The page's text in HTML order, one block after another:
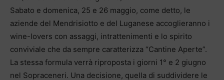
Sabato e domenica, 25 e 26 maggio, come detto, le
aziende del Mendrisiotto e del Luganese accoglieranno i
wine-lovers con assaggi, intrattenimenti e lo spirito
conviviale che da sempre caratterizza “Cantine Aperte”.
La stessa formula verrà riproposta i giorni 1° e 2 giugno
nel Sopraceneri. Una decisione, quella di suddividere le